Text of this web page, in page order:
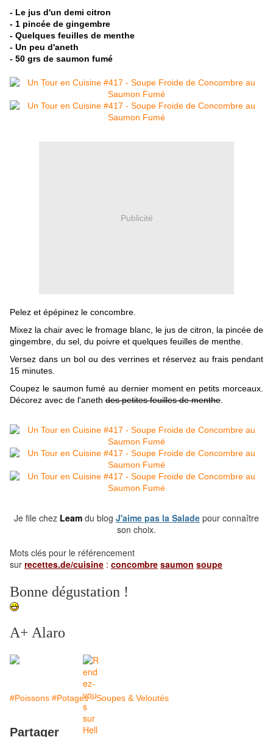
- Le jus d'un demi citron
- 1 pincée de gingembre
- Quelques feuilles de menthe
- Un peu d'aneth
- 50 grs de saumon fumé
Publicité
Pelez et épépinez le concombre.
Mixez la chair avec le fromage blanc, le jus de citron, la pincée de
gingembre, du sel, du poivre et quelques feuilles de menthe.
Versez dans un bol ou des verrines et réservez au frais pendant
15 minutes.
Coupez le saumon fumé au dernier moment en petits morceaux.
Décorez avec de l'aneth des petites feuilles de menthe
Je file chez Leam du blog J'aime pas la Salade pour connaître
son choix.
Mots clés pour le référencement
sur recettes.de/cuisine : concombre saumon soupe
Bonne dégustation !
A+ Alaro
#Poissons #Potages - Soupes & Veloutés
Partager